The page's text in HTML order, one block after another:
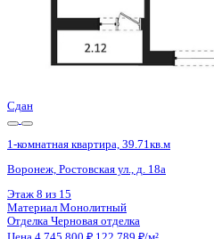
1-комнатная квартира, 39.71кв.м
Этаж
Материал
Монолитный
Отделка Черновая отделка
Цена 4 745 800 ₽ 122 789 ₽/м²